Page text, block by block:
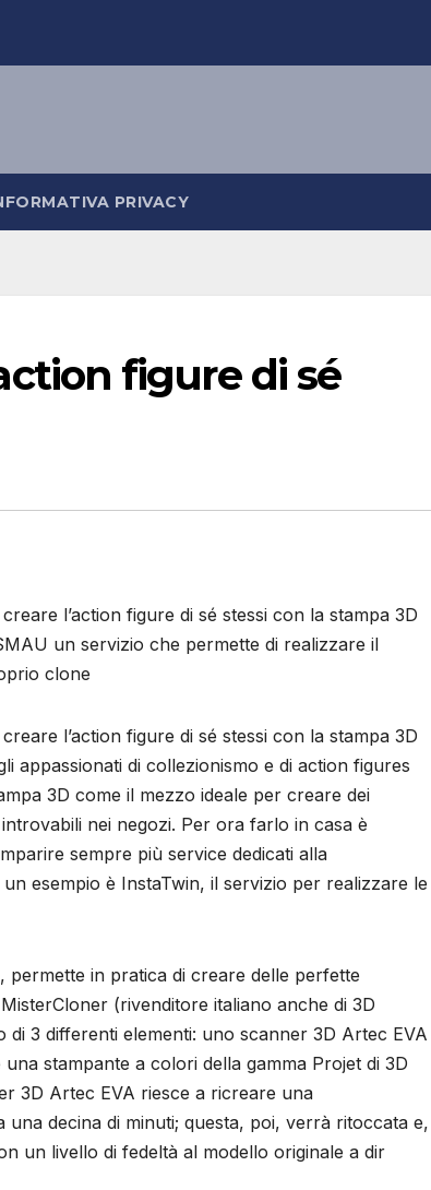
PRIVACY
figure di sé
l’action figure di sé stessi con la stampa 3D
un servizio che permette di realizzare il
clone
l’action figure di sé stessi con la stampa 3D
appassionati di collezionismo e di action figures
3D come il mezzo ideale per creare dei
nei negozi. Per ora farlo in casa è
sempre più service dedicati alla
esempio è InstaTwin, il servizio per realizzare le
in pratica di creare delle perfette
(rivenditore italiano anche di 3D
di 3 differenti elementi: uno scanner 3D Artec EVA
stampante a colori della gamma Projet di 3D
3D Artec EVA riesce a ricreare una
una decina di minuti; questa, poi, verrà ritoccata e,
un livello di fedeltà al modello originale a dir